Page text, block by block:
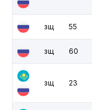
зщ 55
зщ 60
зщ 23